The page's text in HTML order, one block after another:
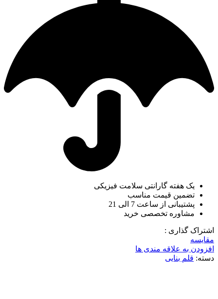
یک هفته گارانتی سلامت فیزیکی
تضمین قیمت مناسب
پشتیبانی از ساعت 7 الی 21
مشاوره تخصصی خرید
اشتراک گذاری :
مقایسه
افزودن به علاقه مندی ها
دسته: قلم بنایی